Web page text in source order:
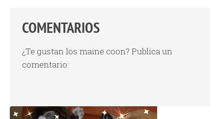
COMENTARIOS
¿Te gustan los maine coon? Publica un
comentario: